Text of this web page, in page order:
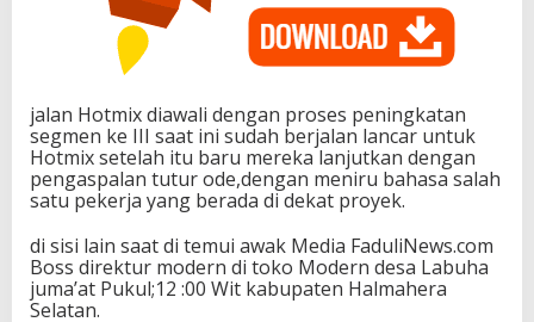
jalan Hotmix diawali dengan proses peningkatan
segmen ke III saat ini sudah berjalan lancar untuk
Hotmix setelah itu baru mereka lanjutkan dengan
pengaspalan tutur ode,dengan meniru bahasa salah
satu pekerja yang berada di dekat proyek.
di sisi lain saat di temui awak Media FaduliNews.com
Boss direktur modern di toko Modern desa Labuha
juma’at Pukul;12 :00 Wit kabupaten Halmahera
Selatan.